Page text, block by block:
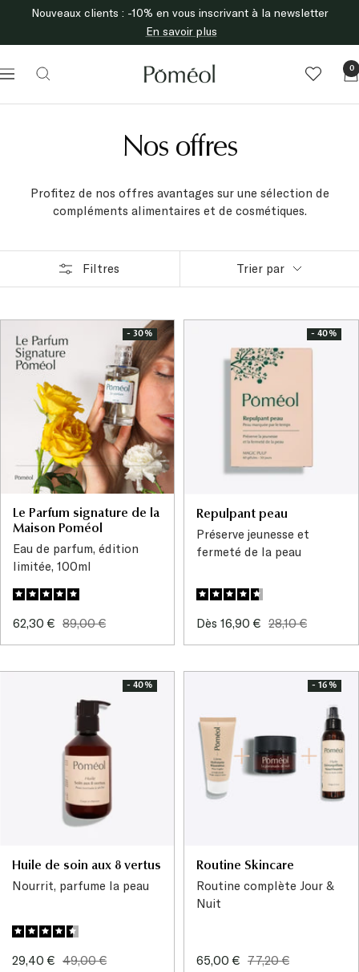
Passer
contenu
Nouveaux clients : -10% en vous inscrivant à la newsletter
En savoir plus
Navigation
Poméol 0
Nos offres
Profitez de nos offres avantages sur une sélection de
compléments alimentaires et de cosmétiques.
Filtres Trier par
- 30%
Le Parfum signature de la
Maison Poméol
Eau de parfum, édition
limitée, 100ml
Prix
62,30 € Prix
89,00 €
- 40%
Repulpant peau
Préserve jeunesse et
fermeté de la peau
Prix
Dès 16,90 € Prix
28,10 €
- 40%
Huile de soin aux 8 vertus
Nourrit, parfume la peau
Prix
29,40 € Prix
49,00 €
- 16%
Routine Skincare
Routine complète Jour &
Nuit
Prix
65,00 € Prix
77,20 €